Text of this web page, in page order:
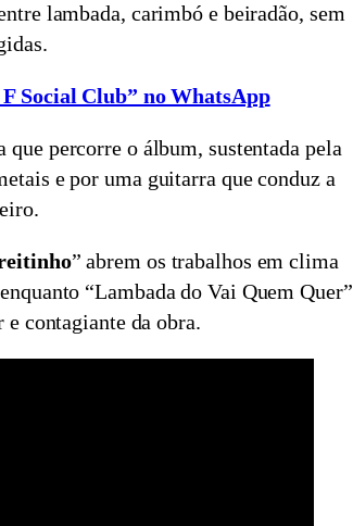
lambada, carimbó e beiradão, sem
Social Club” no WhatsApp
que percorre o álbum, sustentada pela
e por uma guitarra que conduz a
” abrem os trabalhos em clima
“Lambada do Vai Quem Quer”
contagiante da obra.